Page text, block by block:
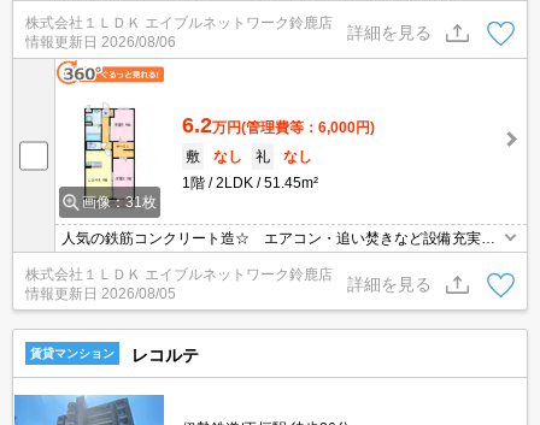
くにスーパー・銀行・薬局あり生活便利★
株式会社１ＬＤＫ エイブルネットワーク鈴鹿店
情報更新日 2026/08/06
詳細を見る
画像：31枚
6.2万円(管理費等：6,000円)
敷
なし 礼
なし
1階
2LDK 51.45m²
人気の鉄筋コンクリート造☆ エアコン・追い焚きなど設備充実の
株式会社１ＬＤＫ エイブルネットワーク鈴鹿店
情報更新日 2026/08/05
詳細を見る
賃貸マンション レコルテ